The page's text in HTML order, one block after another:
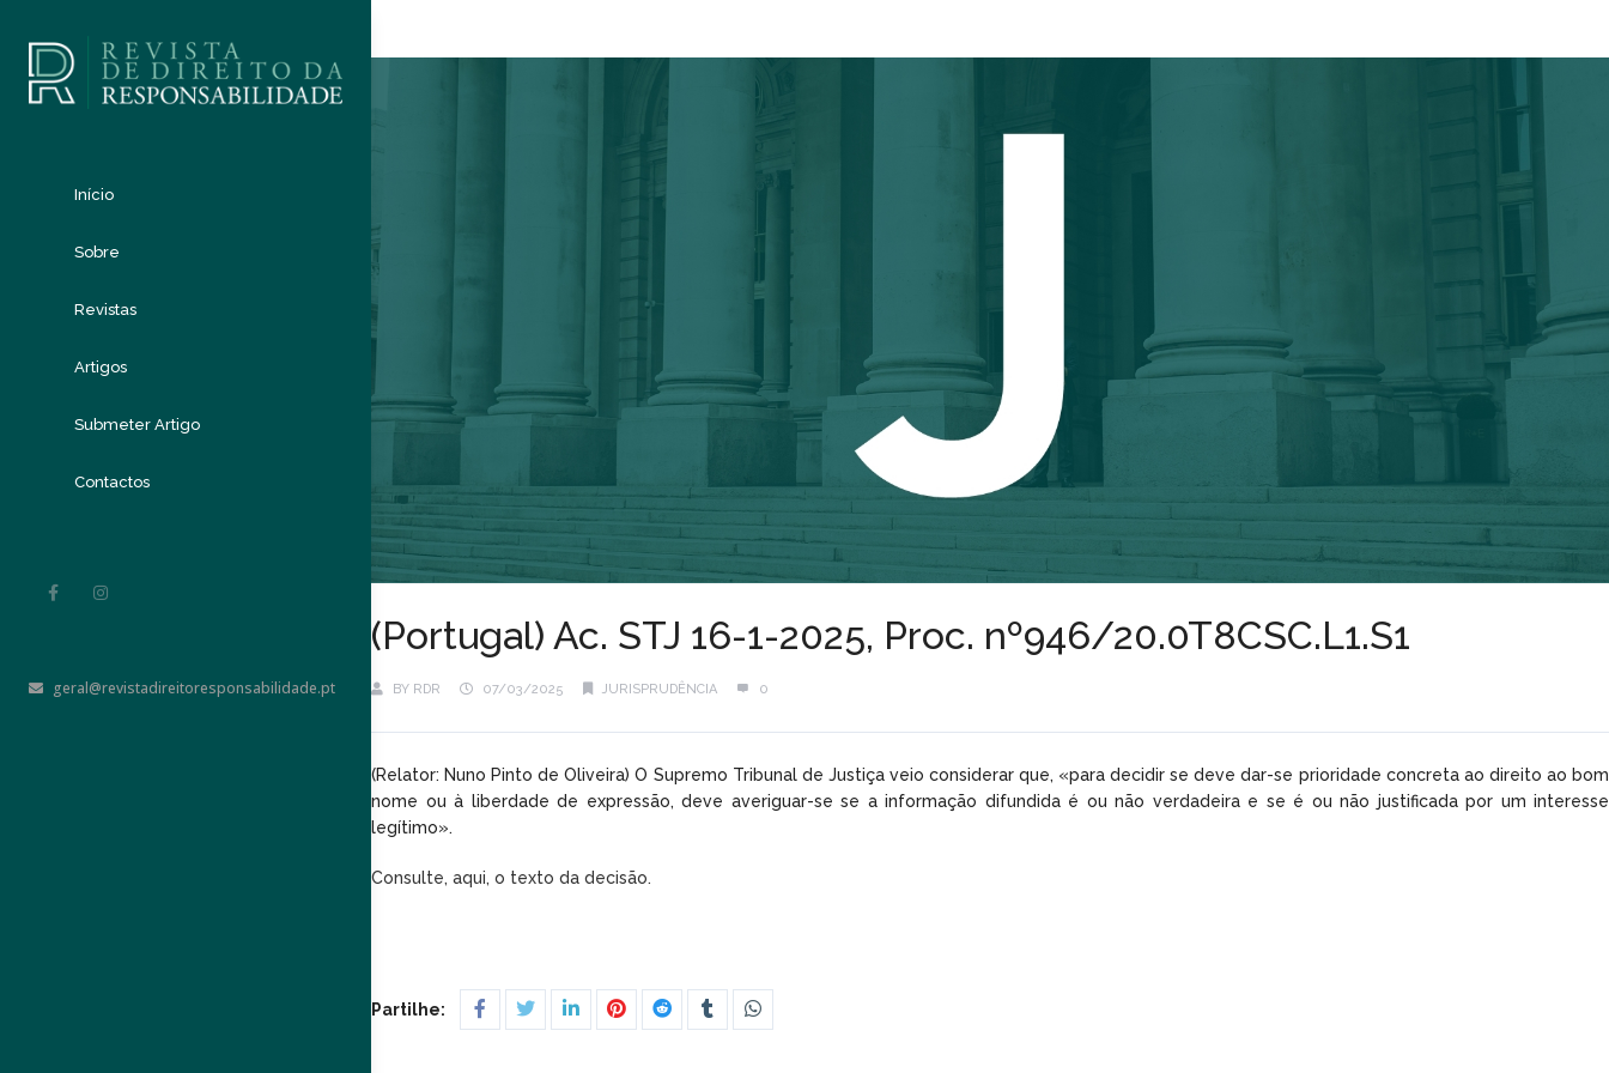
Início
Sobre
Revistas
Artigos
Submeter Artigo
Contactos
geral@revistadireitoresponsabilidade.pt
(Portugal) Ac. STJ 16-1-2025, Proc. nº946/20.0T8CSC.L1.S1
BY RDR 07/03/2025 JURISPRUDÊNCIA 0
(Relator: Nuno Pinto de Oliveira) O Supremo Tribunal de Justiça veio considerar que, «para decidir se deve dar-se prioridade concreta ao direito ao bom
nome ou à liberdade de expressão, deve averiguar-se se a informação difundida é ou não verdadeira e se é ou não justificada por um interesse
legítimo».
Consulte, aqui, o texto da decisão.
Partilhe: